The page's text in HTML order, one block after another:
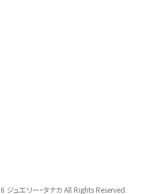
ュエリー・タナカ All Rights Reserved.